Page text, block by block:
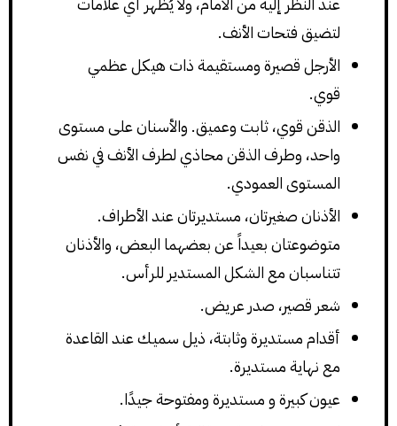
لتضيق فتحات الأنف.
الأرجل قصيرة ومستقيمة ذات هيكل عظمي
قوي.
الذقن قوي، ثابت وعميق. والأسنان على مستوى
واحد، وطرف الذقن محاذي لطرف الأنف في نفس
المستوى العمودي.
الأذنان صغيرتان، مستديرتان عند الأطراف.
متوضوعتان بعيداً عن بعضهما البعض، والأذنان
تتناسبان مع الشكل المستدير للرأس.
شعر قصير، صدر عريض.
أقدام مستديرة وثابتة، ذيل سميك عند القاعدة
مع نهاية مستديرة.
عيون كبيرة و مستديرة ومفتوحة جيدًا.